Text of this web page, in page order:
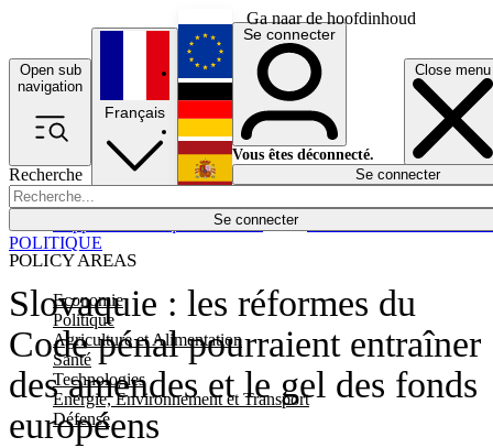
Ga naar de hoofdinhoud
Open sub
navigation
Close menu
Recherche
Se connecter
POLICY AREAS
Economie
Politique
Agriculture et Alimentation
Santé
Technologies
Energie, Environnement et Transport
Défense
Économie
Français
English
Deutsch
Español
Se connecter
Vous êtes déconnecté.
Se connecter
Slovaquie : les réformes du
Code pénal pourraient entraîner
des amendes et le gel des fonds
européens
POLITIQUE